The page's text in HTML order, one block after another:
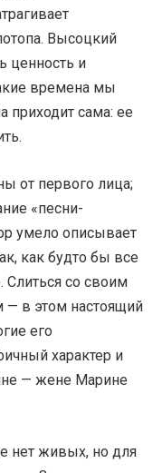
Высоцкий
ценность и
времена мы
приходит сама: ее
от первого лица;
«песни-
умело описывает
как будто бы все
Слиться со своим
— в этом настоящий
его
характер и
— жене Марине
нет живых, но для